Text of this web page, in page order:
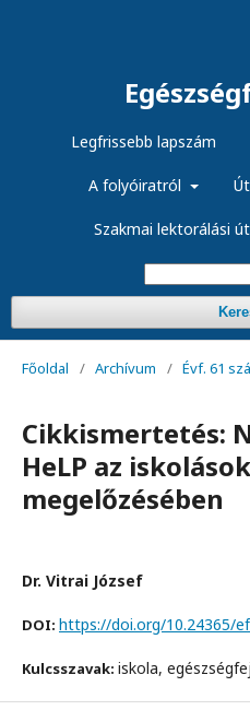
Legfrissebb lapszám
A folyóiratról
Szakmai lektorálási
Főoldal / Archívum / Évf. 61
Cikkismertetés:
HeLP az
megelőzésében
Dr. Vitrai József
DOI: https://doi.org/10.24365/
Kulcsszavak: iskola,